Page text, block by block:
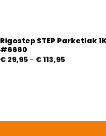
Rigostep STEP Parketlak
#6660
€29,95 - €113,95Prijsklasse: